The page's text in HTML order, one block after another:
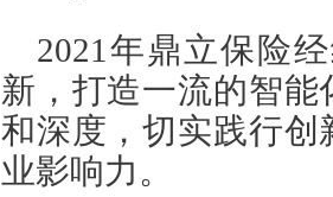
2021年鼎立保险
新，打造一流的智
和深度，切实践行
业影响力。